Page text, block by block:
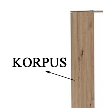
skandynawskie